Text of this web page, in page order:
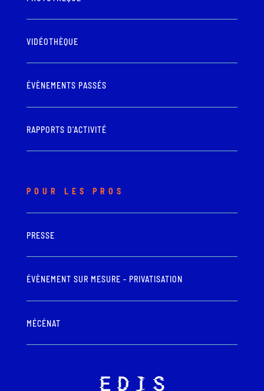
VIDÉOTHÈQUE
ÉVÈNEMENTS PASSÉS
RAPPORTS D'ACTIVITÉ
POUR LES PROS
PRESSE
ÉVÈNEMENT SUR MESURE - PRIVATISATION
MÉCÉNAT